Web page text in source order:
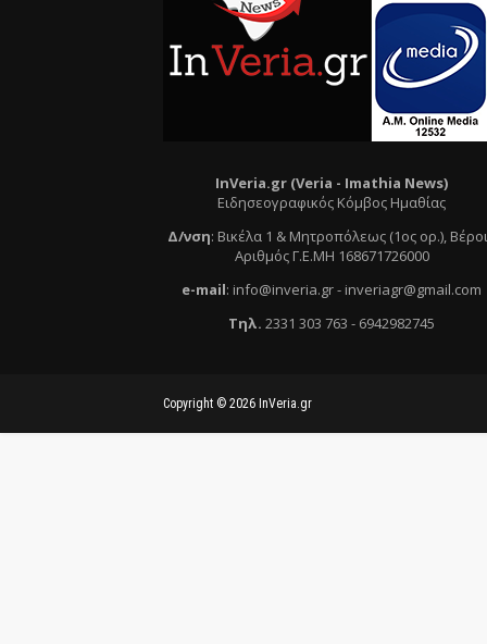
InVeria.gr (Veria - Ιmathia News)
Ειδησεογραφικός Κόμβος Ημαθίας
Δ/νση: Βικέλα 1 & Μητροπόλεως (1ος ορ.),
Αριθμός Γ.Ε.ΜΗ 168671726000
e-mail: info@inveria.gr- inveriagr@gmail.com
Τηλ. 2331 303 763 - 6942982745
Copyright © 2026 InVeria.gr